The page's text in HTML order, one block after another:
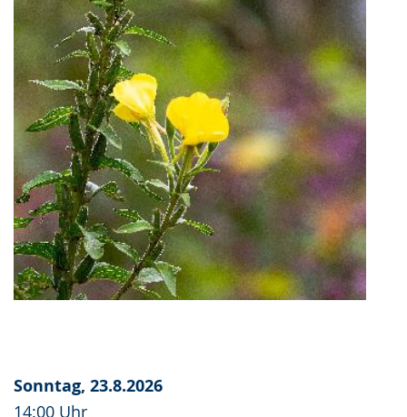
Sonntag, 23.8.2026
14:00 Uhr